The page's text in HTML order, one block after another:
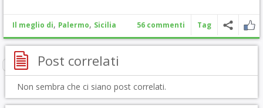
Il meglio di, Palermo, Sicilia 56 commenti Tag
Post correlati
Non sembra che ci siano post correlati.